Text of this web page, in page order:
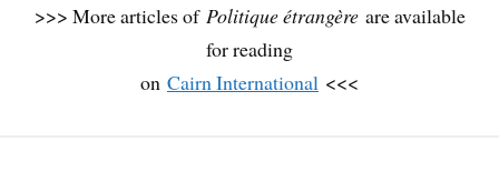
>>> More articles of Politique étrangèreare available
for reading
on Cairn International <<<